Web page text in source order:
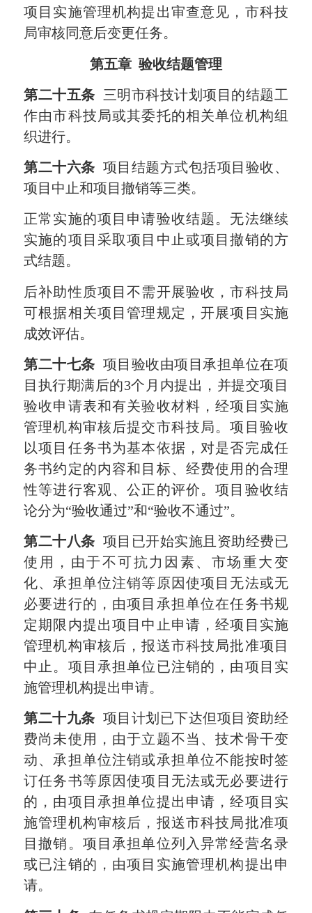
项目实施管理机构提出审查意见，市科技
局审核同意后变更任务。
第五章 验收结题管理
第二十五条 三明市科技计划项目的结题工
作由市科技局或其委托的相关单位机构组
织进行。
第二十六条 项目结题方式包括项目验收、
项目中止和项目撤销等三类。
正常实施的项目申请验收结题。无法继续
实施的项目采取项目中止或项目撤销的方
式结题。
后补助性质项目不需开展验收，市科技局
可根据相关项目管理规定，开展项目实施
成效评估。
第二十七条 项目验收由项目承担单位在项
目执行期满后的3个月内提出，并提交项目
验收申请表和有关验收材料，经项目实施
管理机构审核后提交市科技局。项目验收
以项目任务书为基本依据，对是否完成任
务书约定的内容和目标、经费使用的合理
性等进行客观、公正的评价。项目验收结
论分为“验收通过”和“验收不通过”。
第二十八条 项目已开始实施且资助经费已
使用，由于不可抗力因素、市场重大变
化、承担单位注销等原因使项目无法或无
必要进行的，由项目承担单位在任务书规
定期限内提出项目中止申请，经项目实施
管理机构审核后，报送市科技局批准项目
中止。项目承担单位已注销的，由项目实
施管理机构提出申请。
第二十九条 项目计划已下达但项目资助经
费尚未使用，由于立题不当、技术骨干变
动、承担单位注销或承担单位不能按时签
订任务书等原因使项目无法或无必要进行
的，由项目承担单位提出申请，经项目实
施管理机构审核后，报送市科技局批准项
目撤销。项目承担单位列入异常经营名录
或已注销的，由项目实施管理机构提出申
请。